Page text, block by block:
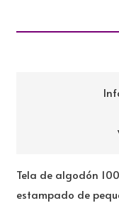
Tela de algodón
estampado de